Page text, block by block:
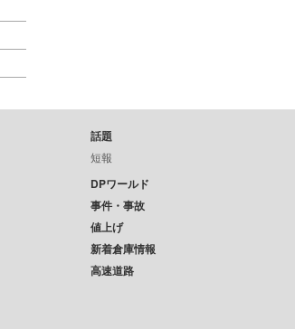
話題
短報
DPワールド
事件・事故
値上げ
新着倉庫情報
高速道路